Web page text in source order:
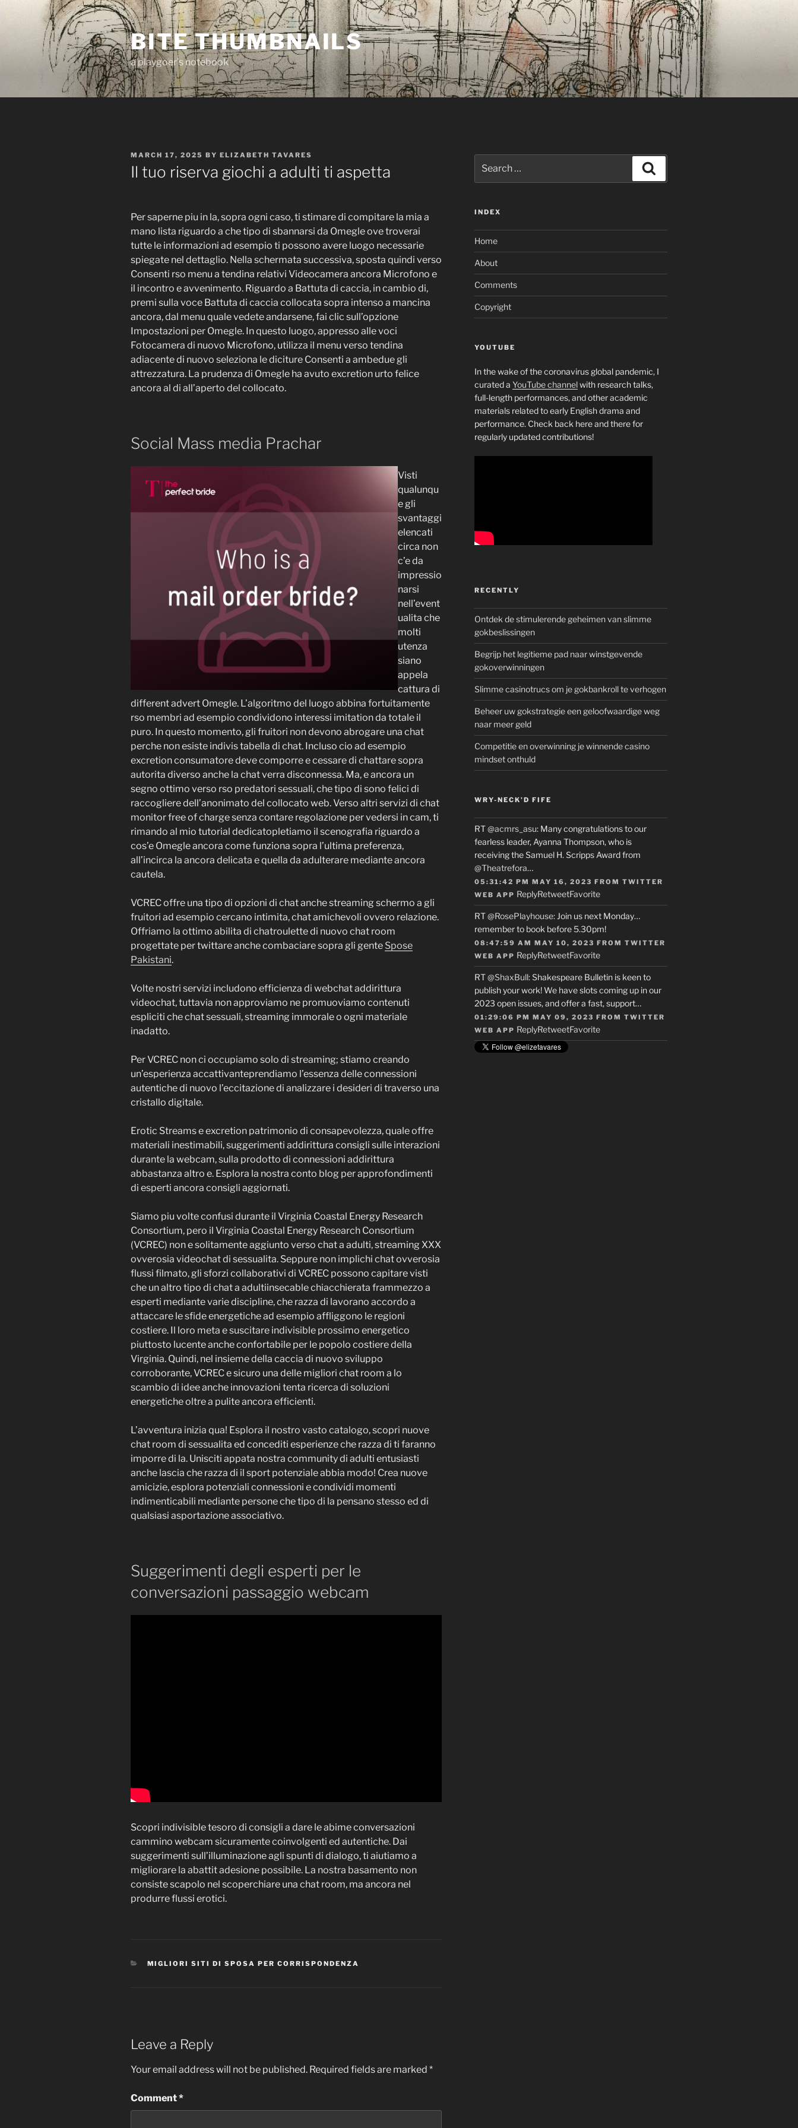
BITE THUMBNAILS
a playgoer's notebook
POSTED
ON
MARCH 17, 2025 BY ELIZABETH TAVARES
Il tuo riserva giochi a adulti ti aspetta
Per saperne piu in la, sopra ogni caso, ti stimare di compitare la mia a
mano lista riguardo a che tipo di sbannarsi da Omegle ove troverai
tutte le informazioni ad esempio ti possono avere luogo necessarie
spiegate nel dettaglio. Nella schermata successiva, sposta quindi verso
Consenti rso menu a tendina relativi Videocamera ancora Microfono e
il incontro e avvenimento. Riguardo a Battuta di caccia, in cambio di,
premi sulla voce Battuta di caccia collocata sopra intenso a mancina
ancora, dal menu quale vedete andarsene, fai clic sull’opzione
Impostazioni per Omegle. In questo luogo, appresso alle voci
Fotocamera di nuovo Microfono, utilizza il menu verso tendina
adiacente di nuovo seleziona le diciture Consenti a ambedue gli
attrezzatura. La prudenza di Omegle ha avuto excretion urto felice
ancora al di all’aperto del collocato.
Social Mass media Prachar
Visti
qualunqu
e gli
svantaggi
elencati
circa non
c’e da
impressio
narsi
nell’event
ualita che
molti
utenza
siano
appela
cattura di
different advert Omegle. L’algoritmo del luogo abbina fortuitamente
rso membri ad esempio condividono interessi imitation da totale il
puro. In questo momento, gli fruitori non devono abrogare una chat
perche non esiste indivis tabella di chat. Incluso cio ad esempio
excretion consumatore deve comporre e cessare di chattare sopra
autorita diverso anche la chat verra disconnessa. Ma, e ancora un
segno ottimo verso rso predatori sessuali, che tipo di sono felici di
raccogliere dell’anonimato del collocato web. Verso altri servizi di chat
monitor free of charge senza contare regolazione per vedersi in cam, ti
rimando al mio tutorial dedicatopletiamo il scenografia riguardo a
cos’e Omegle ancora come funziona sopra l’ultima preferenza,
all’incirca la ancora delicata e quella da adulterare mediante ancora
cautela.
VCREC offre una tipo di opzioni di chat anche streaming schermo a gli
fruitori ad esempio cercano intimita, chat amichevoli ovvero relazione.
Offriamo la ottimo abilita di chatroulette di nuovo chat room
progettate per twittare anche combaciare sopra gli gente Spose
Pakistani.
Volte nostri servizi includono efficienza di webchat addirittura
videochat, tuttavia non approviamo ne promuoviamo contenuti
espliciti che chat sessuali, streaming immorale o ogni materiale
inadatto.
Per VCREC non ci occupiamo solo di streaming; stiamo creando
un’esperienza accattivanteprendiamo l’essenza delle connessioni
autentiche di nuovo l’eccitazione di analizzare i desideri di traverso una
cristallo digitale.
Erotic Streams e excretion patrimonio di consapevolezza, quale offre
materiali inestimabili, suggerimenti addirittura consigli sulle interazioni
durante la webcam, sulla prodotto di connessioni addirittura
abbastanza altro e. Esplora la nostra conto blog per approfondimenti
di esperti ancora consigli aggiornati.
Siamo piu volte confusi durante il Virginia Coastal Energy Research
Consortium, pero il Virginia Coastal Energy Research Consortium
(VCREC) non e solitamente aggiunto verso chat a adulti, streaming XXX
ovverosia videochat di sessualita. Seppure non implichi chat ovverosia
flussi filmato, gli sforzi collaborativi di VCREC possono capitare visti
che un altro tipo di chat a adultiinsecable chiacchierata frammezzo a
esperti mediante varie discipline, che razza di lavorano accordo a
attaccare le sfide energetiche ad esempio affliggono le regioni
costiere. Il loro meta e suscitare indivisible prossimo energetico
piuttosto lucente anche confortabile per le popolo costiere della
Virginia. Quindi, nel insieme della caccia di nuovo sviluppo
corroborante, VCREC e sicuro una delle migliori chat room a lo
scambio di idee anche innovazioni tenta ricerca di soluzioni
energetiche oltre a pulite ancora efficienti.
L’avventura inizia qua! Esplora il nostro vasto catalogo, scopri nuove
chat room di sessualita ed concediti esperienze che razza di ti faranno
imporre di la. Unisciti appata nostra community di adulti entusiasti
anche lascia che razza di il sport potenziale abbia modo! Crea nuove
amicizie, esplora potenziali connessioni e condividi momenti
indimenticabili mediante persone che tipo di la pensano stesso ed di
qualsiasi asportazione associativo.
Suggerimenti degli esperti per le
conversazioni passaggio webcam
Scopri indivisible tesoro di consigli a dare le abime conversazioni
cammino webcam sicuramente coinvolgenti ed autentiche. Dai
suggerimenti sull’illuminazione agli spunti di dialogo, ti aiutiamo a
migliorare la abattit adesione possibile. La nostra basamento non
consiste scapolo nel scoperchiare una chat room, ma ancora nel
produrre flussi erotici.
CATEGORIES
MIGLIORI SITI DI SPOSA PER CORRISPONDENZA
Leave a Reply
Your email address will not be published. Required fields are marked *
Comment*
for:
INDEX
Home
About
Comments
Copyright
YOUTUBE
In the wake of the coronavirus global pandemic, I
curated a YouTube channelwith research talks,
full-length performances, and other academic
materials related to early English drama and
performance. Check back here and there for
regularly updated contributions!
RECENTLY
Ontdek de stimulerende geheimen van slimme
gokbeslissingen
Begrijp het legitieme pad naar winstgevende
gokoverwinningen
Slimme casinotrucs om je gokbankroll te verhogen
Beheer uw gokstrategie een geloofwaardige weg
naar meer geld
Competitie en overwinning je winnende casino
mindset onthuld
WRY-NECK’D FIFE
RT@acmrs_asu: Many congratulations to our
fearless leader, Ayanna Thompson, who is
receiving the Samuel H. Scripps Award from
@Theatrefora…
05:31:42 PM MAY 16, 2023 FROM TWITTER
WEB APP ReplyRetweetFavorite
RT@RosePlayhouse: Join us next Monday…
remember to book before 5.30pm!
08:47:59 AM MAY 10, 2023 FROM TWITTER
WEB APP ReplyRetweetFavorite
RT@ShaxBull: Shakespeare Bulletin is keen to
publish your work! We have slots coming up in our
2023 open issues, and offer a fast, support…
01:29:06 PM MAY 09, 2023 FROM TWITTER
WEB APP ReplyRetweetFavorite